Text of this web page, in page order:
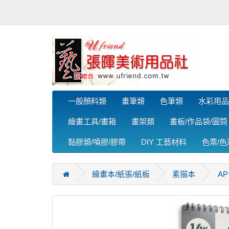
一般顏料類 畫筆類 色筆類 水彩用品
繪畫工具/畫箱 畫架類 畫板/作品袋/圖筒
黏膠類/噴膠/膠帶 DIY 工藝材料 色票/色
繪畫本/紙張/紙板 素描本